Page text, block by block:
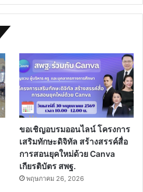
ขอเชิญอบรมออนไลน์ โครงการ
เสริมทักษะดิจิทัล สร้างสรรค์สื่อ
การสอนยุคใหม่ด้วย Canva
เกียรติบัตร สพฐ.
พฤษภาคม 26, 2026